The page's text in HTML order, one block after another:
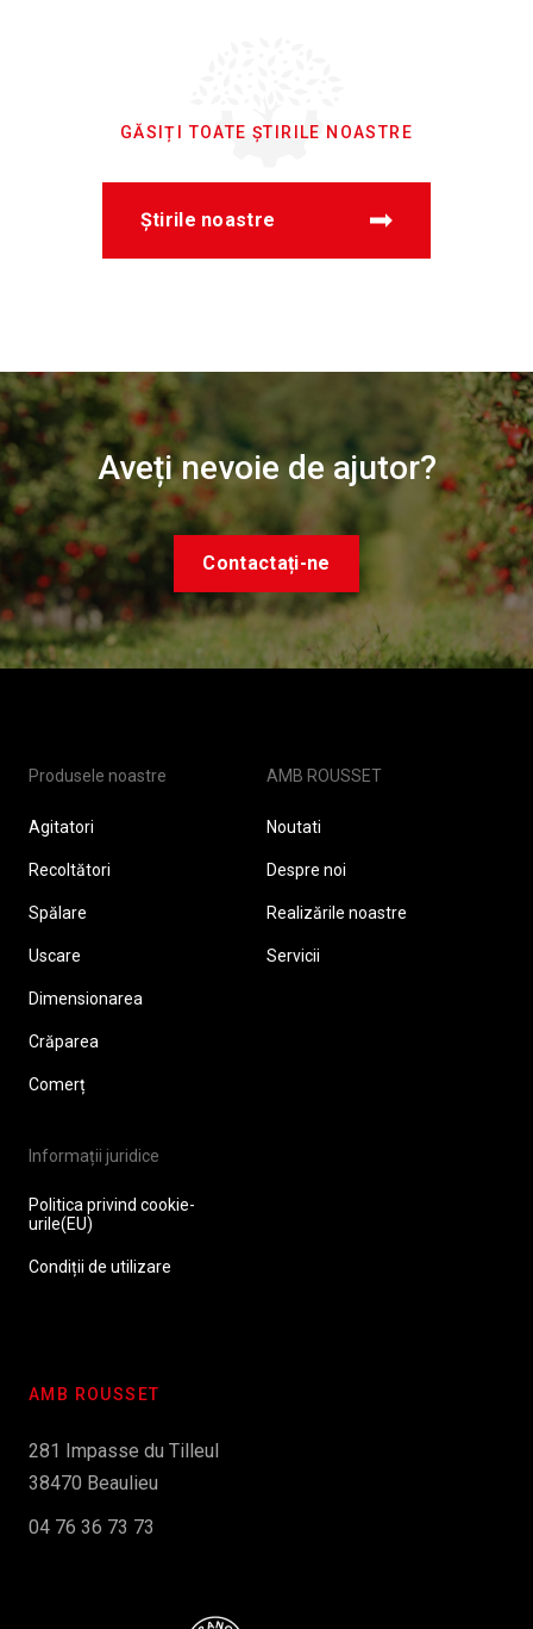
GĂSIȚI TOATE ȘTIRILE NOASTRE
Știrile noastre
Aveți nevoie de ajutor?
Contactați-ne
Produsele noastre
Agitatori
Recoltători
Spălare
Uscare
Dimensionarea
Crăparea
Comerț
AMB ROUSSET
Noutati
Despre noi
Realizările noastre
Servicii
Informații juridice
Politica privind cookie-
urile(EU)
Condiții de utilizare
AMB ROUSSET
281 Impasse du Tilleul
38470 Beaulieu
04 76 36 73 73